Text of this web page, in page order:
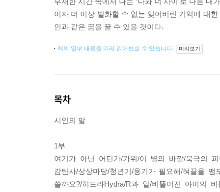
이자 더 이상 발화할 수 없는 잊어버린 기억에 대
인과 같은 꿈을 꿀 수 있을 것이다.
책의 일부 내용을 미리 읽어보실 수 있습니다. 미리보기
목차
시인의 말
1부
여기가 아닌 어딘가/가위/이 별의 바깥/북극의
감탄사/상상마당/청년기/용기가 필요해/혀끝을
쓸까요?/히드라Hydra/R과 알/비뚤어진 아이의